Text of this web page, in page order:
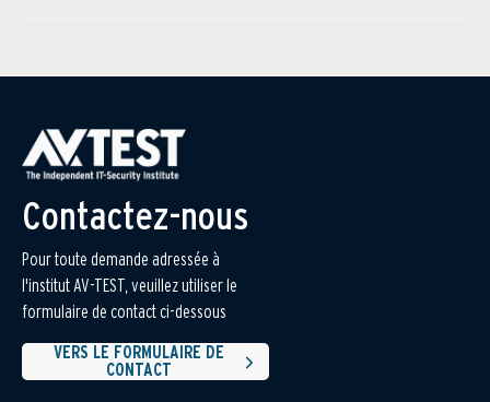
Contactez-nous
Pour toute demande adressée à
l'institut AV-TEST, veuillez utiliser le
formulaire de contact ci-dessous
VERS LE FORMULAIRE DE
CONTACT